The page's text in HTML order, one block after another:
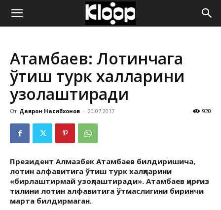
ҚИРҒИЗИСТОН
ЯНГИЛИКЛАРИ
Атамбаев: Лотинчага
ўтиш турк халқларини
узоқлаштиради
От Даврон Насибхонов - 20.07.2017 920
Президент Алмазбек Атамбаев билдиришича,
лотин алфавитига ўтиш турк халқларини
«бирлаштирмай узоқлаштиради». Атамбаев қирғиз
тилини лотин алфавитига ўтмаслигини биринчи
марта билдирмаган.